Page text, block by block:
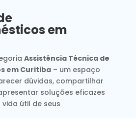
em
Assistência Técnica de
em Curitiba– um espaço
dúvidas, compartilhar
soluções eficazes
útil de seus